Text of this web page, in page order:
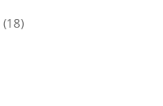
(18)